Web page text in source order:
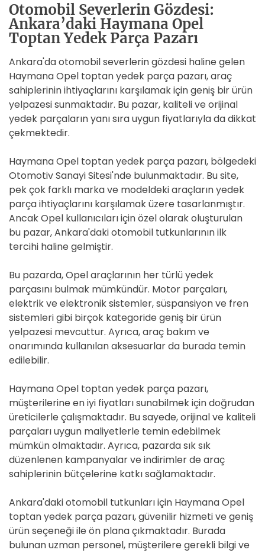
Otomobil Severlerin Gözdesi:
Ankara’daki Haymana Opel
Toptan Yedek Parça Pazarı
Ankara'da otomobil severlerin gözdesi haline gelen
Haymana Opel toptan yedek parça pazarı, araç
sahiplerinin ihtiyaçlarını karşılamak için geniş bir ürün
yelpazesi sunmaktadır. Bu pazar, kaliteli ve orijinal
yedek parçaların yanı sıra uygun fiyatlarıyla da dikkat
çekmektedir.
Haymana Opel toptan yedek parça pazarı, bölgedeki
Otomotiv Sanayi Sitesi'nde bulunmaktadır. Bu site,
pek çok farklı marka ve modeldeki araçların yedek
parça ihtiyaçlarını karşılamak üzere tasarlanmıştır.
Ancak Opel kullanıcıları için özel olarak oluşturulan
bu pazar, Ankara'daki otomobil tutkunlarının ilk
tercihi haline gelmiştir.
Bu pazarda, Opel araçlarının her türlü yedek
parçasını bulmak mümkündür. Motor parçaları,
elektrik ve elektronik sistemler, süspansiyon ve fren
sistemleri gibi birçok kategoride geniş bir ürün
yelpazesi mevcuttur. Ayrıca, araç bakım ve
onarımında kullanılan aksesuarlar da burada temin
edilebilir.
Haymana Opel toptan yedek parça pazarı,
müşterilerine en iyi fiyatları sunabilmek için doğrudan
üreticilerle çalışmaktadır. Bu sayede, orijinal ve kaliteli
parçaları uygun maliyetlerle temin edebilmek
mümkün olmaktadır. Ayrıca, pazarda sık sık
düzenlenen kampanyalar ve indirimler de araç
sahiplerinin bütçelerine katkı sağlamaktadır.
Ankara'daki otomobil tutkunları için Haymana Opel
toptan yedek parça pazarı, güvenilir hizmeti ve geniş
ürün seçeneği ile ön plana çıkmaktadır. Burada
bulunan uzman personel, müşterilere gerekli bilgi ve